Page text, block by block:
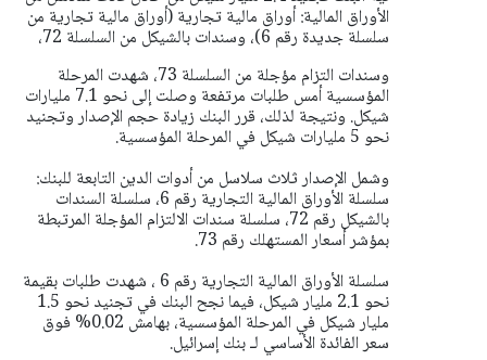
الأوراق المالية: أوراق مالية تجارية (أوراق مالية تجارية من
سلسلة جديدة رقم 6)، وسندات بالشيكل من السلسلة 72،
وسندات التزام مؤجلة من السلسلة 73، شهدت المرحلة
المؤسسية أمس طلبات مرتفعة وصلت إلى نحو 7.1 مليارات
شيكل. ونتيجة لذلك، قرر البنك زيادة حجم الإصدار وتجنيد
نحو 5 مليارات شيكل في المرحلة المؤسسية.
وشمل الإصدار ثلاث سلاسل من أدوات الدين التابعة للبنك:
سلسلة الأوراق المالية التجارية رقم 6، سلسلة السندات
بالشيكل رقم 72، سلسلة سندات الالتزام المؤجلة المرتبطة
بمؤشر أسعار المستهلك رقم 73.
سلسلة الأوراق المالية التجارية رقم 6 ، شهدت طلبات بقيمة
نحو 2.1 مليار شيكل، فيما نجح البنك في تجنيد نحو 1.5
مليار شيكل في المرحلة المؤسسية، بهامش 0.02% فوق
سعر الفائدة الأساسي لـ بنك إسرائيل.